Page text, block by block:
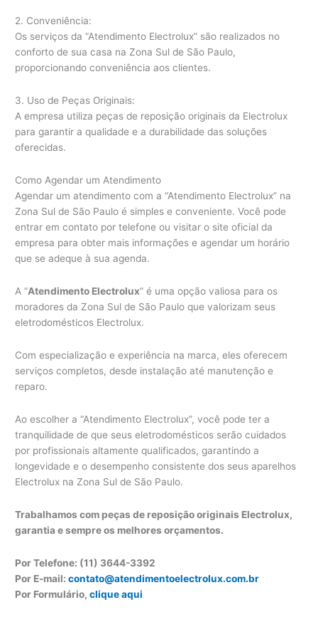
2. Conveniência:
Os serviços da “Atendimento Electrolux” são realizados no
conforto de sua casa na Zona Sul de São Paulo,
proporcionando conveniência aos clientes.
3. Uso de Peças Originais:
A empresa utiliza peças de reposição originais da Electrolux
para garantir a qualidade e a durabilidade das soluções
oferecidas.
Como Agendar um Atendimento
Agendar um atendimento com a “Atendimento Electrolux” na
Zona Sul de São Paulo é simples e conveniente. Você pode
entrar em contato por telefone ou visitar o site oficial da
empresa para obter mais informações e agendar um horário
que se adeque à sua agenda.
A “Atendimento Electrolux” é uma opção valiosa para os
moradores da Zona Sul de São Paulo que valorizam seus
eletrodomésticos Electrolux.
Com especialização e experiência na marca, eles oferecem
serviços completos, desde instalação até manutenção e
reparo.
Ao escolher a “Atendimento Electrolux”, você pode ter a
tranquilidade de que seus eletrodomésticos serão cuidados
por profissionais altamente qualificados, garantindo a
longevidade e o desempenho consistente dos seus aparelhos
Electrolux na Zona Sul de São Paulo.
Trabalhamos com peças de reposição originais Electrolux,
garantia e sempre os melhores orçamentos.
Por Telefone: (11) 3644-3392
Por E-mail:contato@atendimentoelectrolux.com.br
Por Formulário,clique aqui